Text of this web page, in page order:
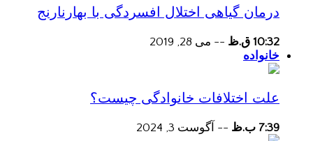
درمان گیاهی اختلال افسردگی با بهارنارنج
10:32 ق.ظ -- می 28, 2019
خانواده
علت اختلافات خانوادگی چیست؟
7:39 ب.ظ -- آگوست 3, 2024